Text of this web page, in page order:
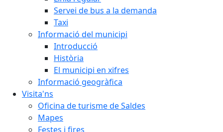
Servei de bus a la demanda
Taxi
Informació del municipi
Introducció
Història
El municipi en xifres
Informació geogràfica
Visita'ns
Oficina de turisme de Saldes
Mapes
Festes i fires